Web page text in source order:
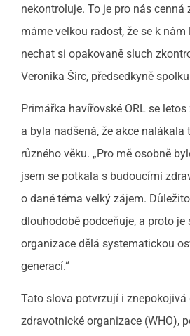
nekontroluje. To je pro nás cenná
máme velkou radost, že se k
nechat si opakovaně sluch
Veronika Širc, předsedkyně
Primářka havířovské ORL se
a byla nadšená, že akce nalákala
různého věku. „Pro mě osobně
jsem se potkala s budoucími
o dané téma velký zájem.
dlouhodobě podceňuje, a proto je
organizace dělá systematickou
generací.“
Tato slova potvrzují i znepokojivá
zdravotnické organizace (WHO),